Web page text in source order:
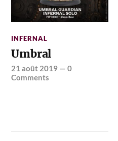
INFERNAL
Umbral
21 août 2019 —0
Comments